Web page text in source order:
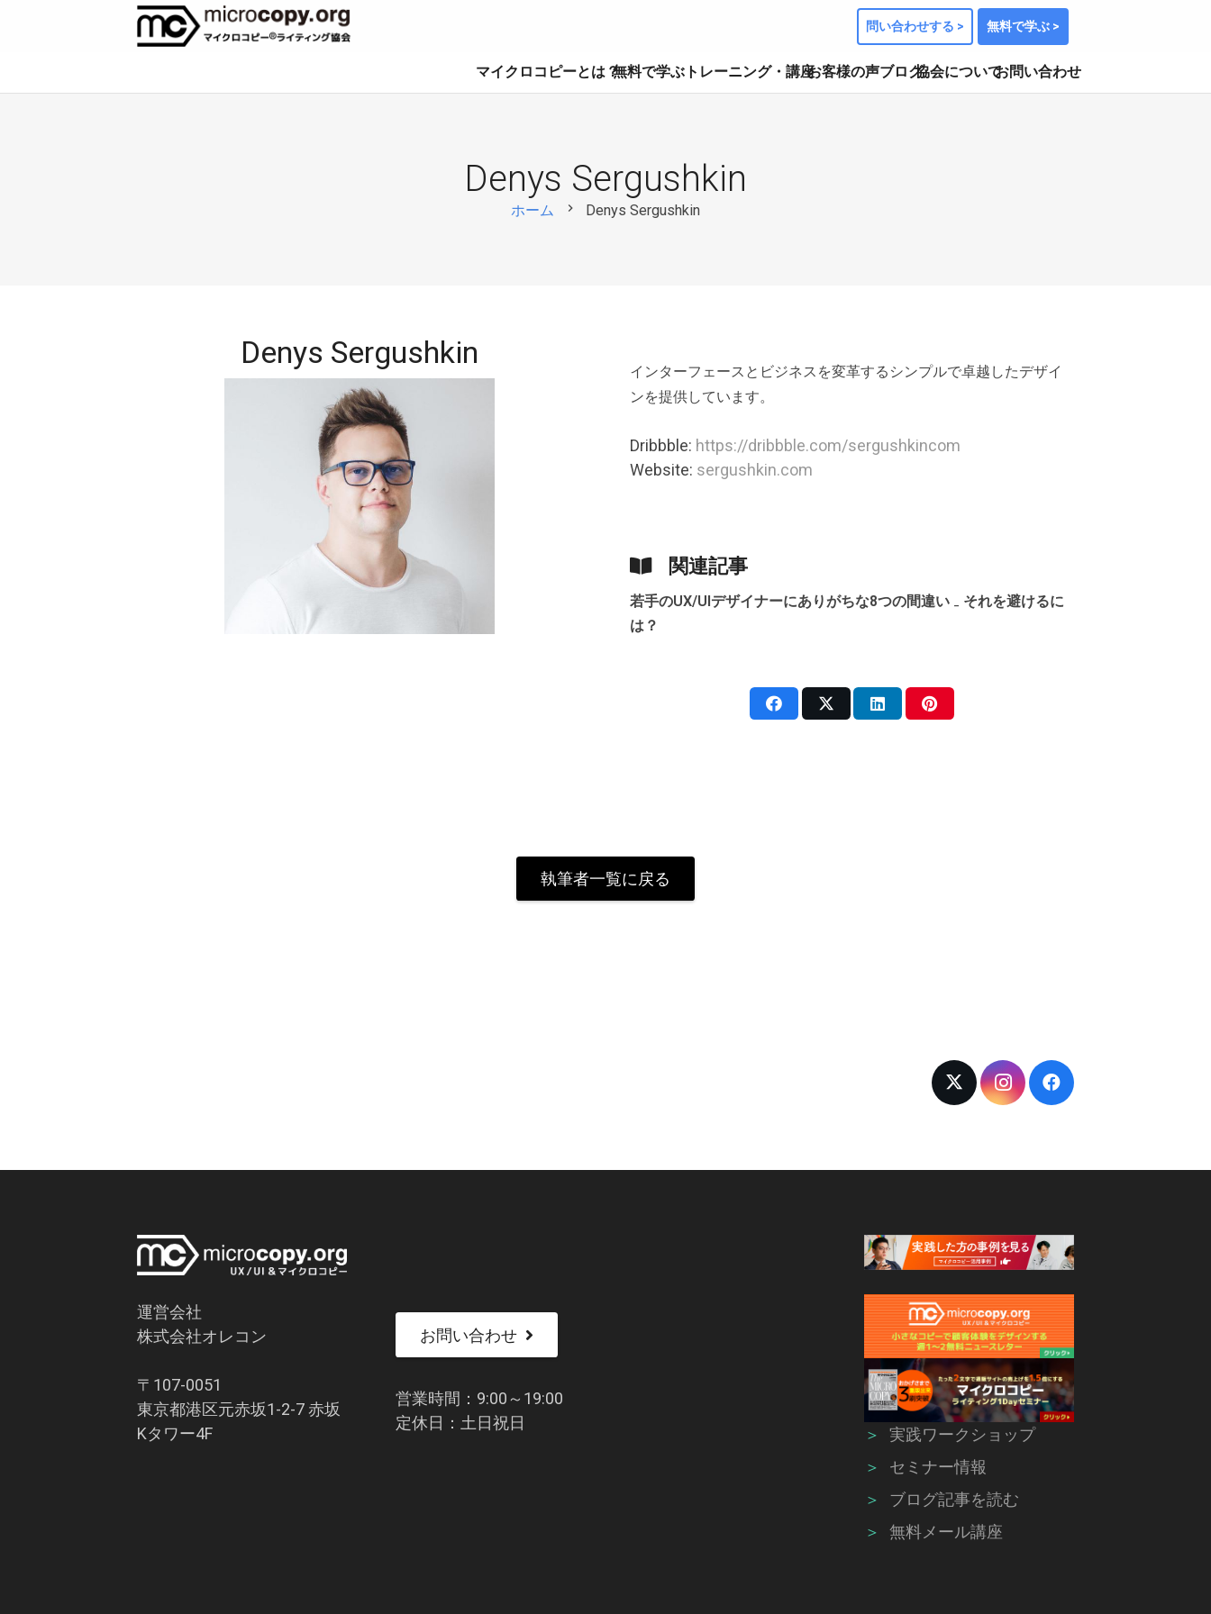
問い合わせする > 無料で学ぶ >
マイクロコピーとは？無料で学ぶ トレーニング・講座お客様の声ブログ協会についてお問い合わせ
Denys Sergushkin
ホーム chevron_right Denys Sergushkin
Denys Sergushkin
インターフェースとビジネスを変革するシンプルで卓越したデザイ
ンを提供しています。
Dribbble: https://dribbble.com/sergushkincom
Website: sergushkin.com
関連記事
若手のUX/UIデザイナーにありがちな8つの間違い ₋ それを避けるに
は？
執筆者一覧に戻る
運営会社
株式会社オレコン
〒107-0051
東京都港区元赤坂1-2-7 赤坂
Kタワー4F
お問い合わせ
営業時間：9:00～19:00
定休日：土日祝日
＞
実践ワークショップ
＞
セミナー情報
＞
ブログ記事を読む
＞
無料メール講座